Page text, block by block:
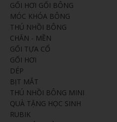
GỐI HƠI GỐI BÔNG
MÓC KHÓA BÔNG
THÚ NHỒI BÔNG
CHĂN - MỀN
GỐI TỰA CỔ
GỐI HƠI
DÉP
BỊT MẮT
THÚ NHỒI BÔNG MINI
QUÀ TẶNG HỌC SINH
RUBIK